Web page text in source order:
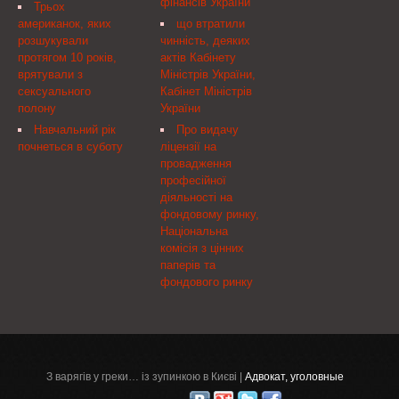
необхідних для здійснення
їх митного контролю та
митного оформлення.
представителями
адвокатского
сообщества была ...
Трьох
американок, яких
розшукували
протягом 10 років,
врятували з
сексуального
полону
Навчальний рік
почнеться в суботу
власних виробничих
потужностей та/або
центрів обслуговування
на території України".
Верховного Совета
Украины. Законопроект,
который разрабатывало
Министерство ...
що втратили
чинність, деяких
актів Кабінету
Міністрів України,
Кабінет Міністрів
України
Про видачу
ліцензії на
провадження
професійної
діяльності на
фондовому ринку,
Національна
комісія з цінних
паперів та
фондового ринку
З варягів у греки… із зупинкою в Києві | Адвокат, уголовные